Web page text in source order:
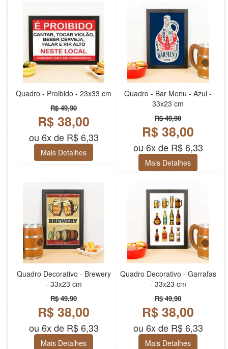
Quadro - Proibido - 23x33 cm
R$ 49,90
R$ 38,00
ou 6x de R$ 6,33
Mais Detalhes
Quadro - Bar Menu - Azul -
33x23 cm
R$ 49,90
R$ 38,00
ou 6x de R$ 6,33
Mais Detalhes
Quadro Decorativo - Brewery
- 33x23 cm
R$ 49,90
R$ 38,00
ou 6x de R$ 6,33
Mais Detalhes
Quadro Decorativo - Garrafas
- 33x23 cm
R$ 49,90
R$ 38,00
ou 6x de R$ 6,33
Mais Detalhes